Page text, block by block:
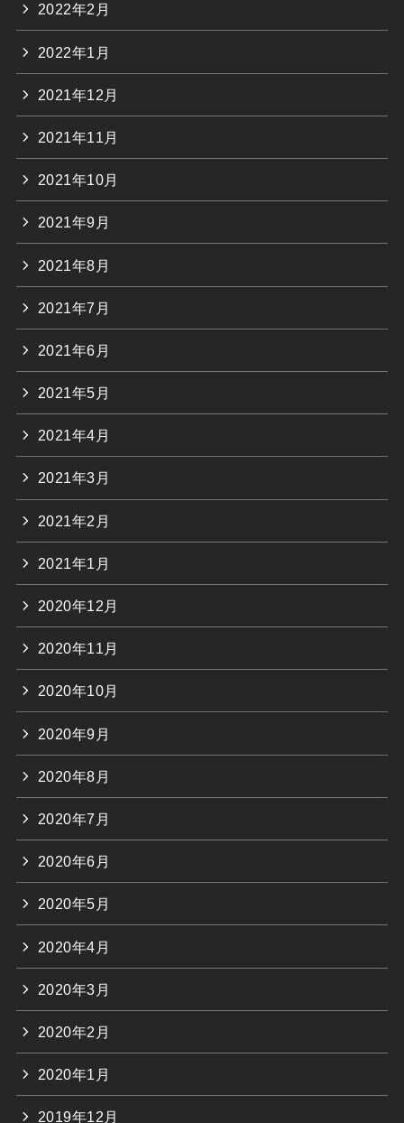
2022年2月
2022年1月
2021年12月
2021年11月
2021年10月
2021年9月
2021年8月
2021年7月
2021年6月
2021年5月
2021年4月
2021年3月
2021年2月
2021年1月
2020年12月
2020年11月
2020年10月
2020年9月
2020年8月
2020年7月
2020年6月
2020年5月
2020年4月
2020年3月
2020年2月
2020年1月
2019年12月